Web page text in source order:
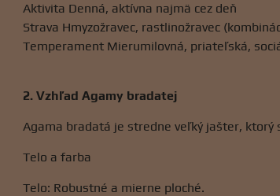
Aktivita Denná, aktívna najmä cez deň
Strava Hmyzožravec, rastlinožravec
Temperament Mierumilovná, priateľská,
2. Vzhľad Agamy bradatej
Agama bradatá je stredne veľký jašter, ktorý
Telo a farba
Telo: Robustné a mierne ploché.